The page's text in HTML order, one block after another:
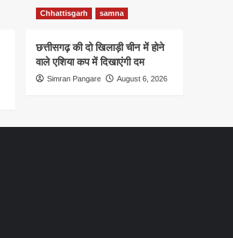
Chhattisgarh samna
छत्तीसगढ़ की दो खिलाड़ी चीन में होने
वाले एशिया कप में दिखाएंगी दम
Simran Pangare August 6, 2026